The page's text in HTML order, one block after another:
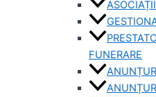
FUNERARE